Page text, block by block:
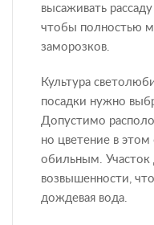
высаживать
чтобы полностью
заморозков.
Культура
посадки нужно
Допустимо
но цветение в
обильным.
возвышенности,
дождевая вода.